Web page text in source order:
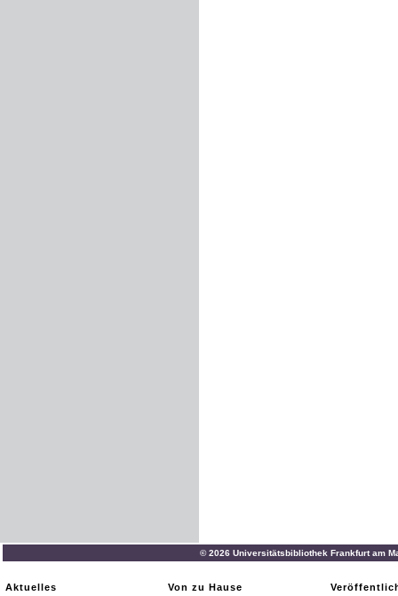
© 2026 Universitätsbibliothek Frankfurt am
Aktuelles
Von zu Hause